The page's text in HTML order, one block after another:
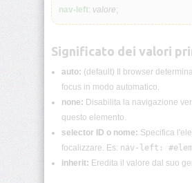
Funzioni
CSS
Browser
CSS
Commenti
nav-left: valore;
Significato dei valori
auto: (default) Il browser
focus in modo automatico.
none: Disabilita la navigazione
questo elemento.
selector ID o nome: Specifica
focalizzare. Es: nav-left:
inherit: Eredita il valore dal suo